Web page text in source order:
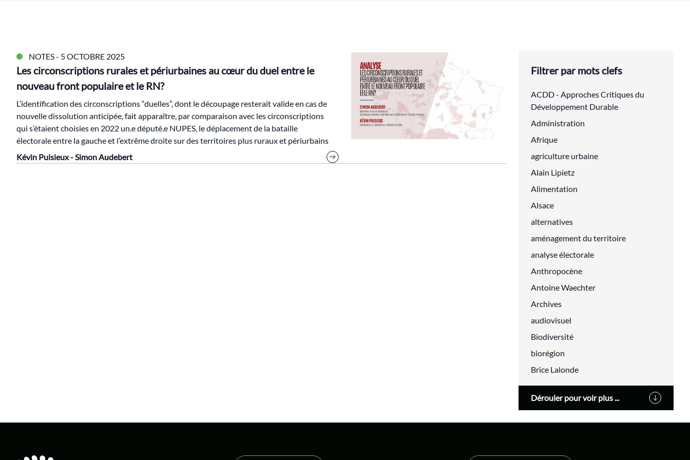
NOTES- 5 OCTOBRE 2025
Les circonscriptions rurales et périurbaines au cœur du duel entre le
nouveau front populaire et le RN?
L’identification des circonscriptions “duelles”, dont le découpage resterait valide en cas de
nouvelle dissolution anticipée, fait apparaître, par comparaison avec les circonscriptions
qui s’étaient choisies en 2022 un.e député.e NUPES, le déplacement de la bataille
électorale entre la gauche et l’extrême droite sur des territoires plus ruraux et périurbains
Kévin Puisieux - Simon Audebert
Filtrer par mots clefs
ACDD - Approches Critiques du
Développement Durable
Administration
Afrique
agriculture urbaine
Alain Lipietz
Alimentation
Alsace
alternatives
aménagement du territoire
analyse électorale
Anthropocène
Antoine Waechter
Archives
audiovisuel
Biodiversité
biorégion
Brice Lalonde
Cédric Villani
Changement climatique
Dérouler pour voir plus ...